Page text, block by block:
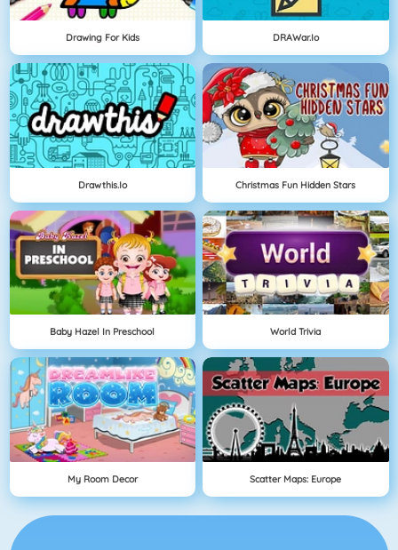
Drawing For Kids DRAWar.io
Drawthis.io Christmas Fun Hidden Stars
Baby Hazel In Preschool World Trivia
My Room Decor Scatter Maps: Europe